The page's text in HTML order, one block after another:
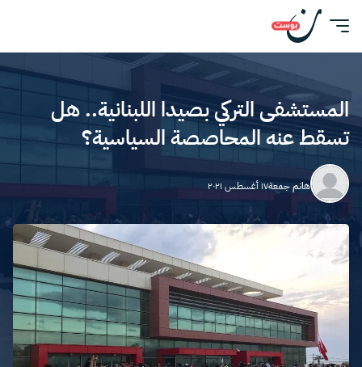
المستشفى التركي بصيدا اللبنانية.. هل
تسقط عنه المحاصصة السياسية؟
هانم جمعة١٧ أغسطس ٢٠٢١